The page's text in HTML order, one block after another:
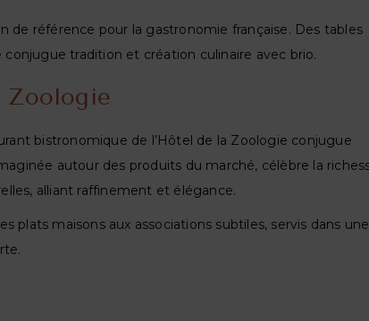
de référence pour la gastronomie française. Des tables
tradition et création culinaire avec brio.
Zoologie
bistronomique de l’Hôtel de la Zoologie conjugue
autour des produits du marché, célèbre la
alliant raffinement et élégance.
plats maisons aux associations subtiles, servis dans une